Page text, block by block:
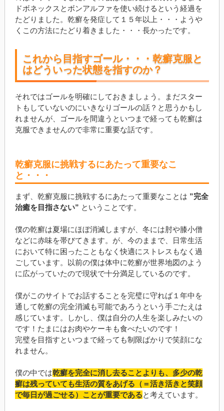
ドボネックスとボンアルファを使い続けるという経過を
たどりました。乾癬を発症して１５年以上・・・ようや
くこの方法にたどり着きました・・・長かったです。
これから目指すゴール・・・乾癬克服と
はどういった状態を指すのか？
それではゴールを明確にしておきましょう。まだスター
トもしていないのにいきなりゴールの話？と思うかもし
れませんが、ゴールを間違うといつまで経っても乾癬は
克服できませんので非常に重要な話です。
乾癬克服に挑戦するにあたって重要なこ
と・・・
まず、乾癬克服に挑戦するにあたって重要なことは ”完全
治癒を目指さない” ということです。
僕の乾癬は夏場にほぼ消滅しますが、冬には肘や膝小僧
などに赤味を帯びてきます。が、今のままで、日常生活
において特に困ったこともなく快適にストレスもなく過
ごしています。以前の僕は体中に乾癬が世界地図のよう
に広がっていたので現状で十分満足しているのです。
僕がこのサイトでお話することを完璧に守れば１年中を
通して乾癬の完全消滅も可能であろうという手ごたえは
感じています。しかし、僕は自分の人生を楽しみたいの
です！たまにはお肉やケーキも食べたいのです！
完璧を目指すといつまで経っても制限ばかりで笑顔にな
れません。
僕の中では乾癬を完全に消し去ることよりも、多少の乾
癬は残っていても生活の質をあげる（＝活き活きと笑顔
で毎日が過ごせる）ことが重要であると考えています。